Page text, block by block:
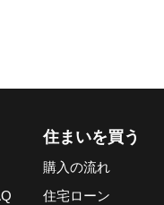
住まいを買う
購入の流れ
住宅ローン